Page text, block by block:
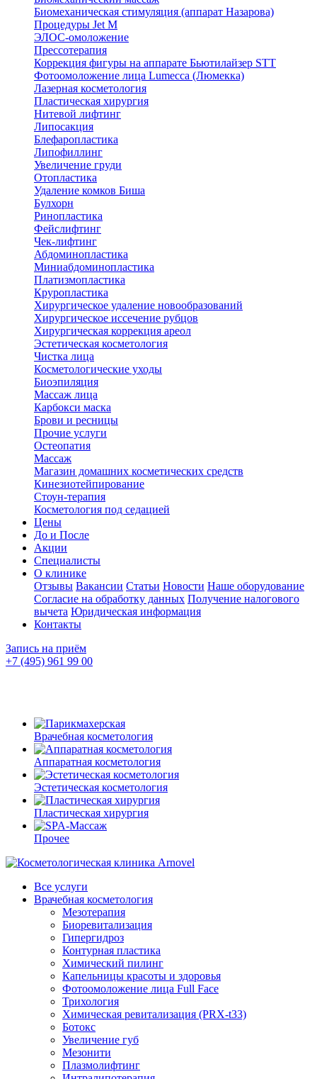
Биомеханическая стимуляция (аппарат Назарова)
Процедуры Jet M
ЭЛОС-омоложение
Прессотерапия
Коррекция фигуры на аппарате Бьютилайзер STT
Фотоомоложение лица Lumecca (Люмекка)
Лазерная косметология
Пластическая хирургия
Нитевой лифтинг
Липосакция
Блефаропластика
Липофиллинг
Увеличение груди
Отопластика
Удаление комков Биша
Булхорн
Ринопластика
Фейслифтинг
Чек-лифтинг
Абдоминопластика
Миниабдоминопластика
Платизмопластика
Круропластика
Хирургическое удаление новообразований
Хирургическое иссечение рубцов
Хирургическая коррекция ареол
Эстетическая косметология
Чистка лица
Косметологические уходы
Биоэпиляция
Массаж лица
Карбокси маска
Брови и ресницы
Прочие услуги
Остеопатия
Массаж
Магазин домашних косметических средств
Кинезиотейпирование
Стоун-терапия
Косметология под седацией
Цены
До и После
Акции
Специалисты
О клинике
Отзывы Вакансии Статьи Новости Наше оборудование
Согласие на обработку данных Получение налогового
вычета Юридическая информация
Контакты
Запись на приём
+7 (495) 961 99 00
Врачебная косметология
Аппаратная косметология
Эстетическая косметология
Пластическая хирургия
Прочее
Все услуги
Врачебная косметология
Мезотерапия
Биоревитализация
Гипергидроз
Контурная пластика
Химический пилинг
Капельницы красоты и здоровья
Фотоомоложение лица Full Face
Трихология
Химическая ревитализация (PRX-t33)
Ботокс
Увеличение губ
Мезонити
Плазмолифтинг